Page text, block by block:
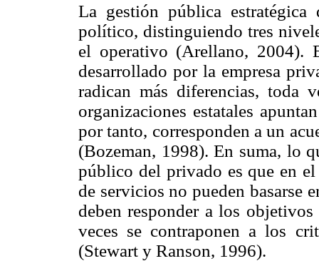
La gestión pública
político, distinguiendo tres
el operativo (Arellano, 2004).
desarrollado por la empresa
radican más diferencias, toda
organizaciones estatales
por tanto, corresponden a un
(Bozeman, 1998). En suma, lo
público del privado es que en
de servicios no pueden basarse
deben responder a los
veces se contraponen a los
(Stewart y Ranson, 1996).